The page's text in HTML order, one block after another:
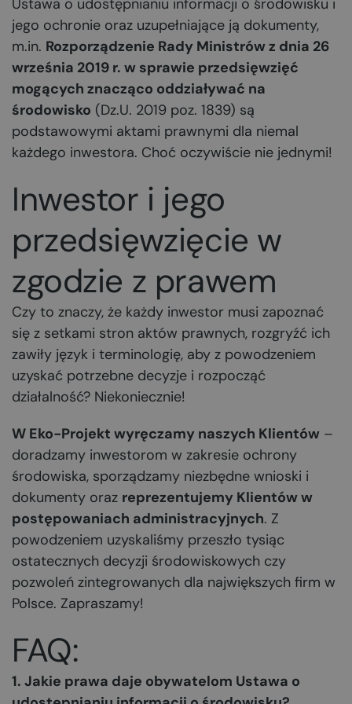
Ustawa o udostępnianiu informacji o środowisku i
jego ochronie oraz uzupełniające ją dokumenty,
m.in. Rozporządzenie Rady Ministrów z dnia 26
września 2019 r. w sprawie przedsięwzięć
mogących znacząco oddziaływać na
środowisko (Dz.U. 2019 poz. 1839) są
podstawowymi aktami prawnymi dla niemal
każdego inwestora. Choć oczywiście nie jednymi!
Inwestor i jego
przedsięwzięcie w
zgodzie z prawem
Czy to znaczy, że każdy inwestor musi zapoznać
się z setkami stron aktów prawnych, rozgryźć ich
zawiły język i terminologię, aby z powodzeniem
uzyskać potrzebne decyzje i rozpocząć
działalność? Niekoniecznie!
W Eko-Projekt wyręczamy naszych Klientów –
doradzamy inwestorom w zakresie ochrony
środowiska, sporządzamy niezbędne wnioski i
dokumenty oraz reprezentujemy Klientów w
postępowaniach administracyjnych. Z
powodzeniem uzyskaliśmy przeszło tysiąc
ostatecznych decyzji środowiskowych czy
pozwoleń zintegrowanych dla największych firm w
Polsce. Zapraszamy!
FAQ:
1. Jakie prawa daje obywatelom Ustawa o